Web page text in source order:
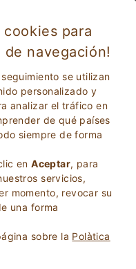
para
navegación!
se utilizan
personalizado y
analizar el tráfico en
de qué países
siempre de forma
enAceptar, para
servicios,
momento, revocar su
una forma
sobre la Polà­tica
(No
July to
RESERVA
Excelente
9.2